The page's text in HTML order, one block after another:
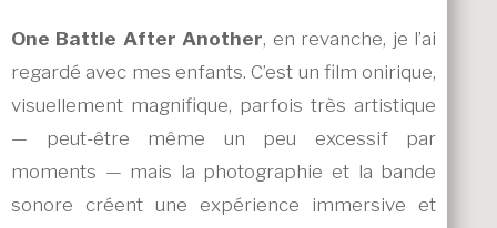
One Battle After Another, en revanche, je l’ai
regardé avec mes enfants. C’est un film onirique,
visuellement magnifique, parfois très artistique
— peut-être même un peu excessif par
moments — mais la photographie et la bande
sonore créent une expérience immersive et